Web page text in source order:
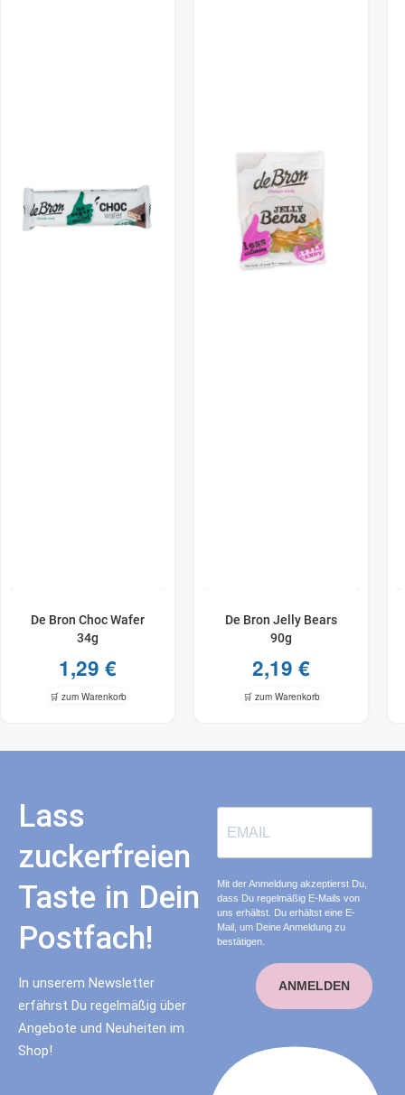
De Bron Choc Wafer
34g
1,29 €
🛒 zum Warenkorb
De Bron Jelly Bears
90g
2,19 €
🛒 zum Warenkorb
Lass
zuckerfreien
Taste in Dein
Postfach!
In unserem Newsletter
erfährst Du regelmäßig über
Angebote und Neuheiten im
Shop!
Mit der Anmeldung akzeptierst Du,
dass Du regelmäßig E-Mails von
uns erhältst. Du erhältst eine E-
Mail, um Deine Anmeldung zu
bestätigen.
ANMELDEN